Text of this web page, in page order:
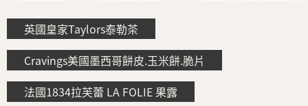
英國皇家Taylors泰勒茶
Cravings美國墨西哥餅皮.玉米餅.脆片
法國1834拉芙蕾 LA FOLIE 果露